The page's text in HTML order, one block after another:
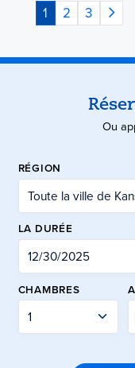
1 2 3
Ou
RÉGION
LA DURÉE
CHAMBRES